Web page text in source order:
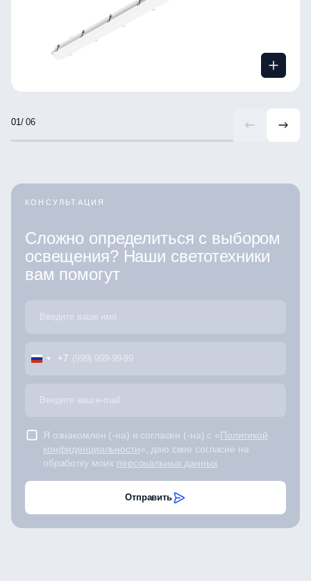
/ 06
КОНСУЛЬТАЦИЯ
Сложно определиться с выбором
освещения? Наши светотехники
вам помогут
+7
Я ознакомлен (-на) и согласен (-на) с «Политикой
конфиденциальности», даю свое согласие на
обработку моих персональных данных
Отправить